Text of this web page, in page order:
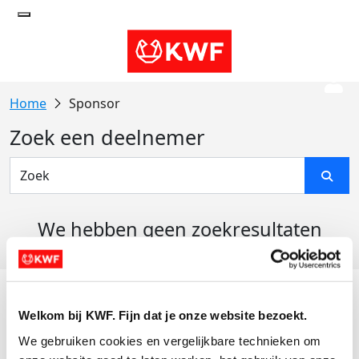
Welkom bij KWF. Fijn dat je onze website bezoekt.
We gebruiken cookies en vergelijkbare technieken om
Sponsor
Zoek een deelnemer
We hebben geen zoekresultaten
Actiematerialen
Evenementen